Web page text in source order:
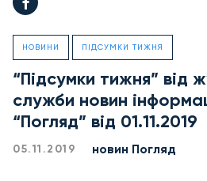
НОВИНИ ПІДСУМКИ ТИЖНЯ
“Підсумки тижня” від
служби новин
“Погляд” від 01.11.2019
05.11.2019 новин Погляд